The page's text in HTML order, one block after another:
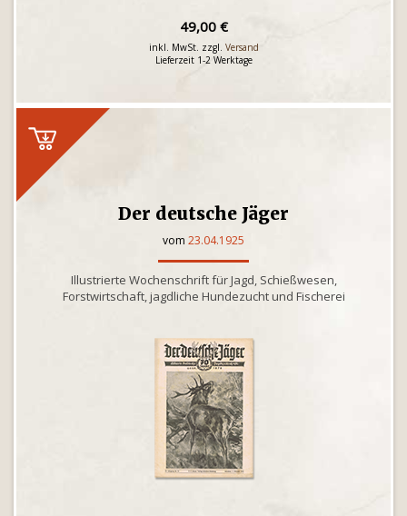
49,00 €
inkl. MwSt. zzgl. Versand
Lieferzeit 1-2 Werktage
Der deutsche Jäger
vom 23.04.1925
Illustrierte Wochenschrift für Jagd, Schießwesen,
Forstwirtschaft, jagdliche Hundezucht und Fischerei